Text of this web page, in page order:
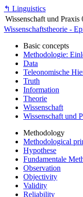
↰ Linguistics
Wissenschaft und Praxis
Wissenschaftstheorie -
Basic concepts
Methodologie:
Data
Teleonomische
Truth
Information
Theorie
Wissenschaft
Wissenschaft und
Methodology
Methodological
Hypothese
Fundamentale
Observation
Objectivity
Validity
Reliability